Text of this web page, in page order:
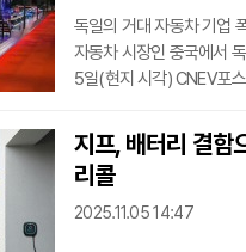
독일의 거대 자동차 기업
자동차 시장인 중국에서
5일(현지 시각) CNEV포
자회사 카리아드(Cariad)
주도한다. 카리존은 중국
새로운 칩은 중국의 차세
이 칩이 자사의 첨단 운
지프, 배터리 결함
리콜
2025.11.05 14:47